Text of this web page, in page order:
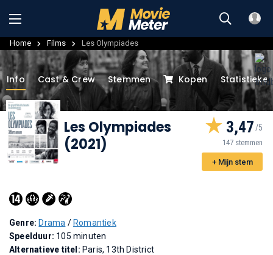
Home Films Les Olympiades
Info Cast & Crew Stemmen Kopen
Les Olympiades
(2021)
3,47
147 stemmen
+ Mijn stem
Genre: Drama / Romantiek
Speelduur: 105 minuten
Alternatieve titel: Paris, 13th District